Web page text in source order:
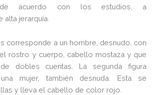
de acuerdo con los estudios, a
jerarquía.
corresponde a un hombre, desnudo, con
rostro y cuerpo, cabello mostaza y que
dobles cuentas. La segunda figura
mujer, también desnuda. Esta se
y lleva el cabello de color rojo.